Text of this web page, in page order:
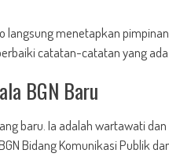
menetapkan
catatan-catatan yang ada.
BGN Baru
baru. Ia adalah wartawati
Bidang Komunikasi Publik